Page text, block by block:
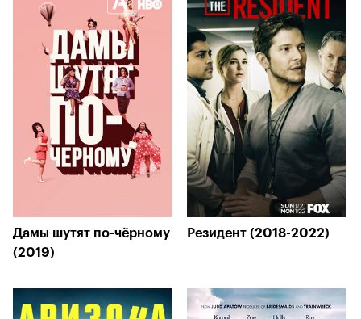
Дамы шутят по-чёрному
(2019)
Резидент (2018-2022)